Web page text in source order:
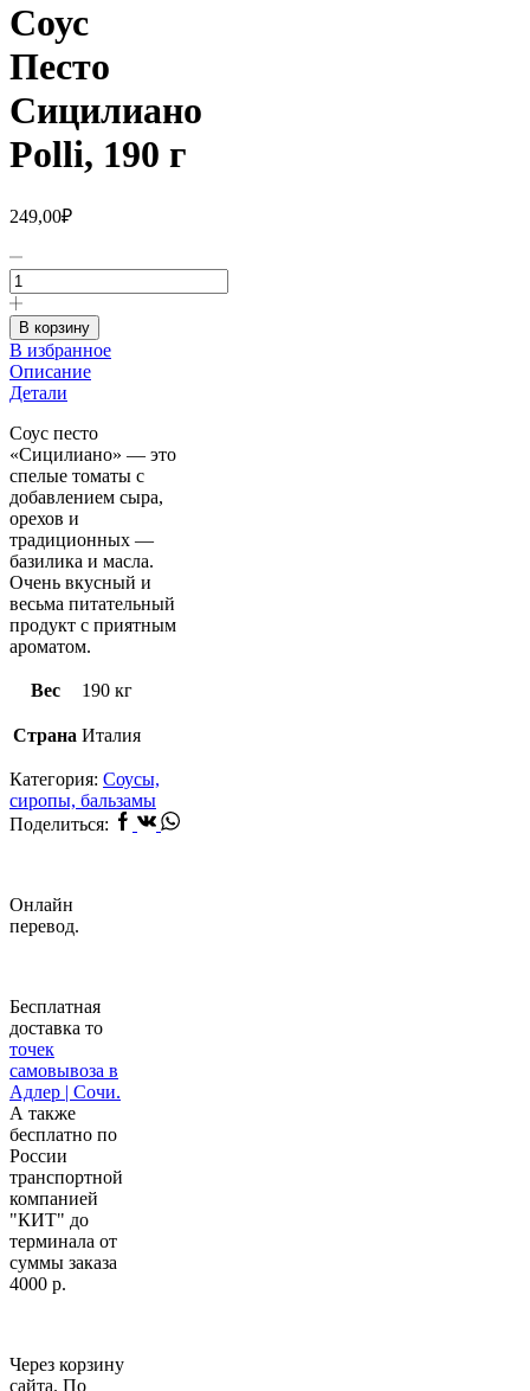
Соус
Песто
Сицилиано
Polli, 190 г
249,00₽
Количество
Соус
Песто
Сицилиано
Polli,
190
г
В корзину
В избранное
Описание
Детали
Соус песто
«Сицилиано» — это
спелые томаты с
добавлением сыра,
орехов и
традиционных —
базилика и масла.
Очень вкусный и
весьма питательный
продукт с приятным
ароматом.
Вес 190 кг
Страна Италия
Категория: Соусы,
сиропы, бальзамы
Поделиться: Facebook
Vk Whatsapp
Онлайн
перевод.
Бесплатная
доставка то
точек
самовывоза в
Адлер | Сочи.
А также
бесплатно по
России
транспортной
компанией
"КИТ" до
терминала от
суммы заказа
4000 р.
Через корзину
сайта. По